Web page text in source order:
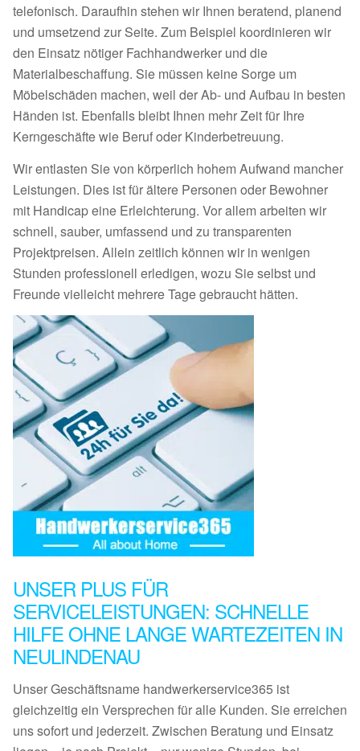
telefonisch. Daraufhin stehen wir Ihnen beratend, planend
und umsetzend zur Seite. Zum Beispiel koordinieren wir
den Einsatz nötiger Fachhandwerker und die
Materialbeschaffung. Sie müssen keine Sorge um
Möbelschäden machen, weil der Ab- und Aufbau in besten
Händen ist. Ebenfalls bleibt Ihnen mehr Zeit für Ihre
Kerngeschäfte wie Beruf oder Kinderbetreuung.
Wir entlasten Sie von körperlich hohem Aufwand mancher
Leistungen. Dies ist für ältere Personen oder Bewohner
mit Handicap eine Erleichterung. Vor allem arbeiten wir
schnell, sauber, umfassend und zu transparenten
Projektpreisen. Allein zeitlich können wir in wenigen
Stunden professionell erledigen, wozu Sie selbst und
Freunde vielleicht mehrere Tage gebraucht hätten.
UNSER PLUS FÜR
SERVICELEISTUNGEN: SCHNELLE
HILFE OHNE LANGE WARTEZEITEN IN
NEULINDENAU
Unser Geschäftsname handwerkerservice365 ist
gleichzeitig ein Versprechen für alle Kunden. Sie erreichen
uns sofort und jederzeit. Zwischen Beratung und Einsatz